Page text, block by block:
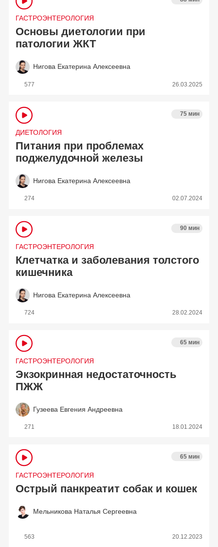
ГАСТРОЭНТЕРОЛОГИЯ
Основы диетологии при
патологии ЖКТ
Нигова Екатерина Алексеевна
577 26.03.2025
ДИЕТОЛОГИЯ
75 мин
Питания при проблемах
поджелудочной железы
Нигова Екатерина Алексеевна
274 02.07.2024
ГАСТРОЭНТЕРОЛОГИЯ
90 мин
Клетчатка и заболевания толстого
кишечника
Нигова Екатерина Алексеевна
724 28.02.2024
ГАСТРОЭНТЕРОЛОГИЯ
65 мин
Экзокринная недостаточность
ПЖЖ
Гузеева Евгения Андреевна
271 18.01.2024
ГАСТРОЭНТЕРОЛОГИЯ
65 мин
Острый панкреатит собак и кошек
Мельникова Наталья Сергеевна
563 20.12.2023